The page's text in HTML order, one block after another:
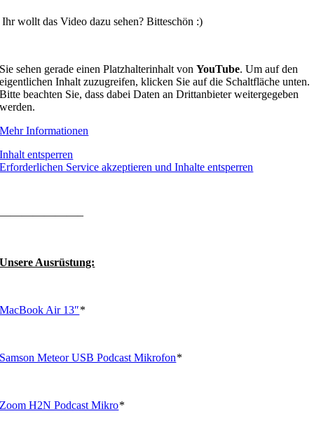
Ihr wollt das Video dazu sehen? Bitteschön :)
Sie sehen gerade einen Platzhalterinhalt vonYouTube. Um auf den
eigentlichen Inhalt zuzugreifen, klicken Sie auf die Schaltfläche unten.
Bitte beachten Sie, dass dabei Daten an Drittanbieter weitergegeben
werden.
Mehr Informationen
Inhalt entsperren
Erforderlichen Service akzeptieren und Inhalte entsperren
———————–
Unsere Ausrüstung:
MacBook Air 13″*
Samson Meteor USB Podcast Mikrofon*
Zoom H2N Podcast Mikro*